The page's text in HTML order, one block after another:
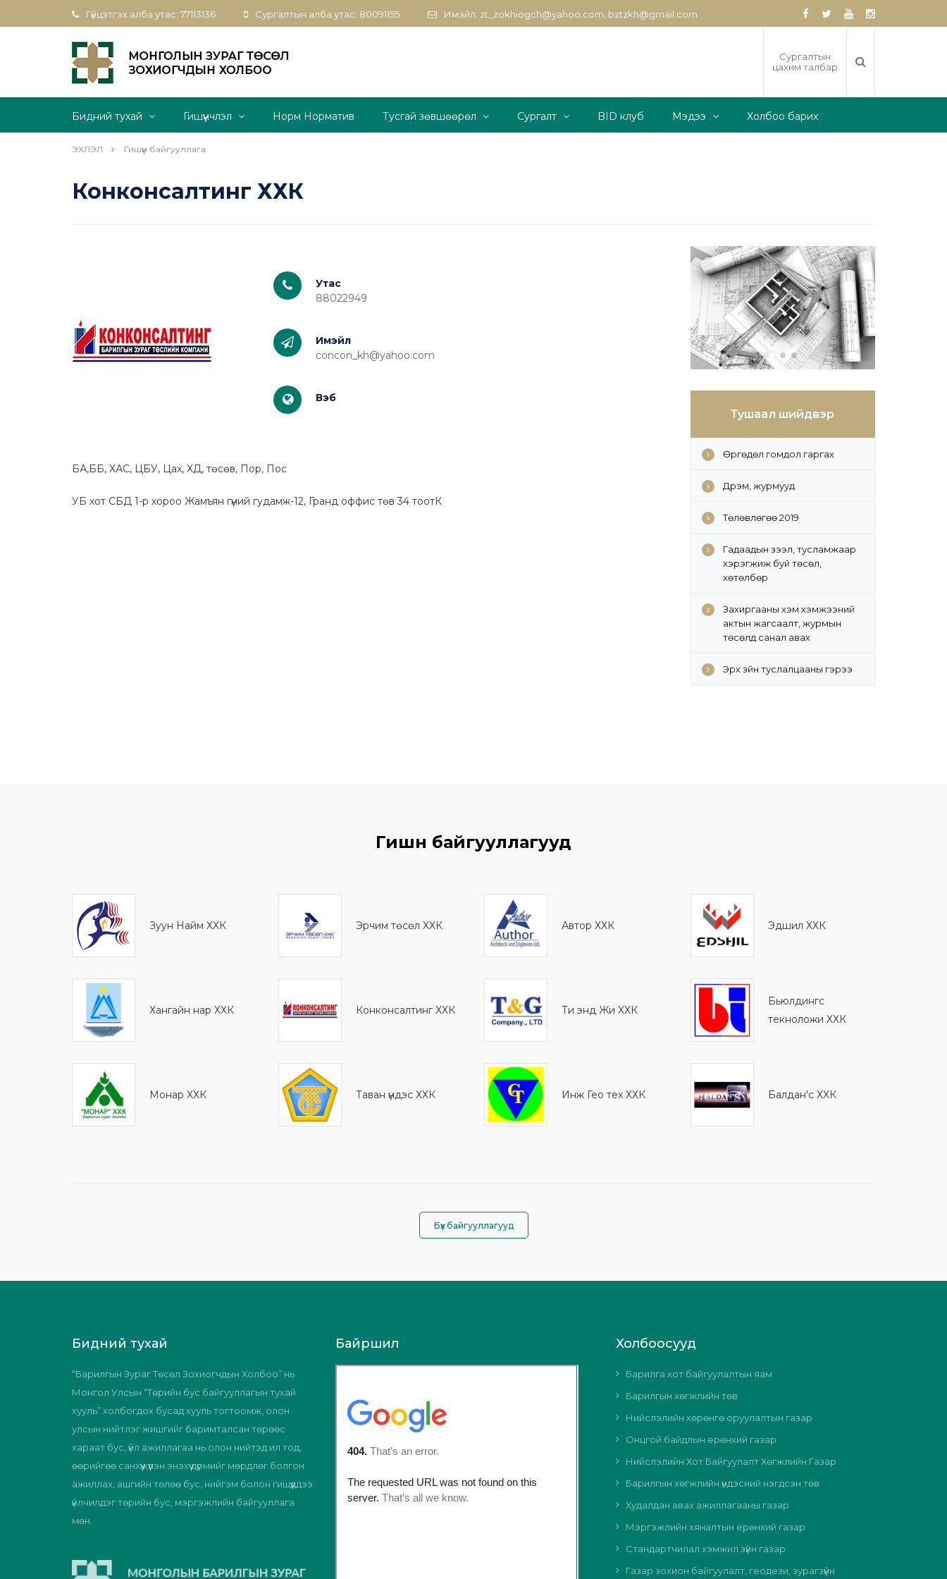
Гүйцэтгэх алба утас: 77113136 Сургалтын алба утас: 80091155 Имэйл: zt_zokhiogch@yahoo.com, bztzkh@gmail.com
Сургалтын
цахим талбар
Бидний тухай Гишүүнчлэл Норм Норматив Тусгай зөвшөөрөл Сургалт BID клуб Мэдээ Холбоо барих
ЭХЛЭЛ Гишүүн байгууллага
Конконсалтинг ХХК
Утас
88022949
Имэйл
concon_kh@yahoo.com
Вэб
БА,ББ, ХАС, ЦБУ, Цах, ХД, төсөв, Пор, Пос
УБ хот СБД 1-р хороо Жамъян гүний гудамж-12, Гранд оффис төв 34 тоотК
Тушаал шийдвэр
Өргөдөл гомдол гаргах
Дүрэм, журмууд
Төлөвлөгөө 2019
Гадаадын зээл, тусламжаар
хэрэгжиж буй төсөл,
хөтөлбөр
Захиргааны хэм хэмжээний
актын жагсаалт, журмын
төсөлд санал авах
Эрх зүйн туслалцааны гэрээ
Гишүүн байгууллагууд
Зуун Найм ХХК Эрчим төсөл ХХК Автор ХХК Эдшил ХХК
Хангайн нар ХХК Конконсалтинг ХХК Ти энд Жи ХХК
Бьюлдингс
текноложи ХХК
Монaр ХХК Таван үндэс ХХК Инж Гео тех ХХК Балдан'с ХХК
Бүх байгууллагууд
Бидний тухай
“Барилгын Зураг Төсөл Зохиогчдын Холбоо” нь
Монгол Улсын “Төрийн бус байгууллагын тухай
хууль” холбогдох бусад хууль тогтоомж, олон
улсын нийтлэг жишгийг баримталсан төрөөс
хараат бус, үйл ажиллагаа нь олон нийтэд ил тод,
өөрийгөө санхүүжүүлэн энэхүү дүрмийг мөрдлөг болгон
ажиллах, ашгийн төлөө бус, нийгэм болон гишүүддээ
үйлчилдэг төрийн бус, мэргэжлийн байгууллага
мөн.
Байршил Холбоосууд
Барилга хот байгуулалтын яам
Барилгын хөгжлийн төв
Нийслэлийн хөрөнгө оруулалтын газар
Онцгой байдлын ерөнхий газар
Нийслэлийн Хот Байгуулалт Хөгжлийн Газар
Барилгын хөгжлийн үндэсний нэгдсэн төв
Худалдан авах ажиллагааны газар
Мэргэжлийн хяналтын ерөнхий газар
Стандартчилал хэмжил зүйн газар
Газар зохион байгуулалт, геодези, зурагзүйн